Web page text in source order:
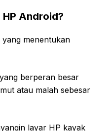
HP Android?
menentukan
berperan besar
atau malah sebesar
layar HP kayak